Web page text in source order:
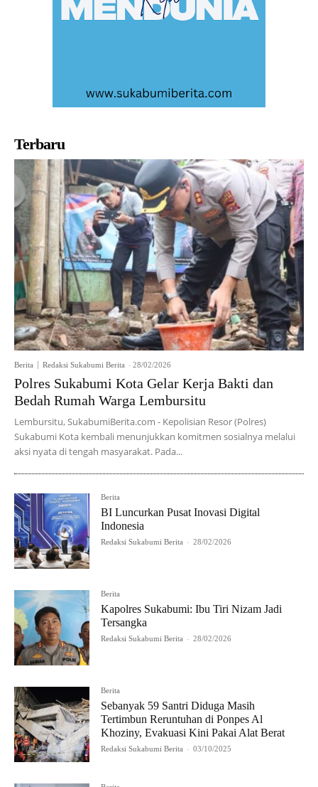
Terbaru
Berita Redaksi Sukabumi Berita - 28/02/2026
Polres Sukabumi Kota Gelar Kerja Bakti dan
Bedah Rumah Warga Lembursitu
Lembursitu, SukabumiBerita.com - Kepolisian Resor (Polres)
Sukabumi Kota kembali menunjukkan komitmen sosialnya melalui
aksi nyata di tengah masyarakat. Pada...
Berita
BI Luncurkan Pusat Inovasi Digital
Indonesia
Redaksi Sukabumi Berita - 28/02/2026
Berita
Kapolres Sukabumi: Ibu Tiri Nizam Jadi
Tersangka
Redaksi Sukabumi Berita - 28/02/2026
Berita
Sebanyak 59 Santri Diduga Masih
Tertimbun Reruntuhan di Ponpes Al
Khoziny, Evakuasi Kini Pakai Alat Berat
Redaksi Sukabumi Berita - 03/10/2025